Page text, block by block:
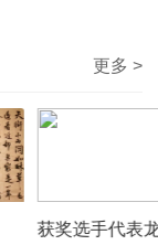
更多 >
获奖选手代表